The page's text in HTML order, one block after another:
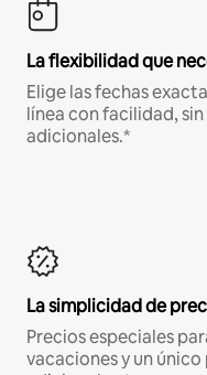
La flexibilidad que
Elige las fechas
línea con facilidad,
adicionales.*
La simplicidad de
Precios especiales
vacaciones y un